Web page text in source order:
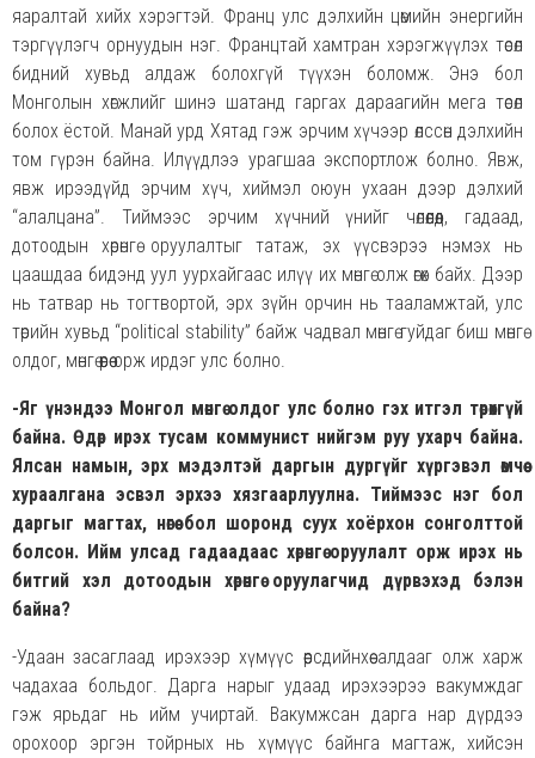
яаралтай хийх хэрэгтэй. Франц улс дэлхийн цөмийн энергийн
тэргүүлэгч орнуудын нэг. Францтай хамтран хэрэгжүүлэх төсөл
бидний хувьд алдаж болохгүй түүхэн боломж. Энэ бол
Монголын хөгжлийг шинэ шатанд гаргах дараагийн мега төсөл
болох ёстой. Манай урд Хятад гэж эрчим хүчээр өлссөн дэлхийн
том гүрэн байна. Илүүдлээ урагшаа экспортлож болно. Явж,
явж ирээдүйд эрчим хүч, хиймэл оюун ухаан дээр дэлхий
“алалцана”. Тиймээс эрчим хүчний үнийг чөлөөлөөд, гадаад,
дотоодын хөрөнгө оруулалтыг татаж, эх үүсвэрээ нэмэх нь
цаашдаа бидэнд уул уурхайгаас илүү их мөнгө олж өгөх байх. Дээр
нь татвар нь тогтвортой, эрх зүйн орчин нь тааламжтай, улс
төрийн хувьд “political stability” байж чадвал мөнгө гуйдаг биш мөнгө
олдог, мөнгө өөрөө орж ирдэг улс болно.
-Яг үнэндээ Монгол мөнгө олдог улс болно гэх итгэл төрөхгүй
байна. Өдөр ирэх тусам коммунист нийгэм руу ухарч байна.
Ялсан намын, эрх мэдэлтэй даргын дургүйг хүргэвэл өмчөө
хураалгана эсвэл эрхээ хязгаарлуулна. Тиймээс нэг бол
даргыг магтах, нөгөө бол шоронд суух хоёрхон сонголттой
болсон. Ийм улсад гадаадаас хөрөнгө оруулалт орж ирэх нь
битгий хэл дотоодын хөрөнгө оруулагчид дүрвэхэд бэлэн
байна?
-Удаан засаглаад ирэхээр хүмүүс өөрсдийнхөө алдааг олж харж
чадахаа больдог. Дарга нарыг удаад ирэхээрээ вакумждаг
гэж ярьдаг нь ийм учиртай. Вакумжсан дарга нар дүрдээ
орохоор эргэн тойрных нь хүмүүс байнга магтаж, хийсэн